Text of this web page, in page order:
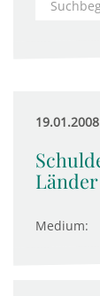
19.01.2008
Länder
Medium: